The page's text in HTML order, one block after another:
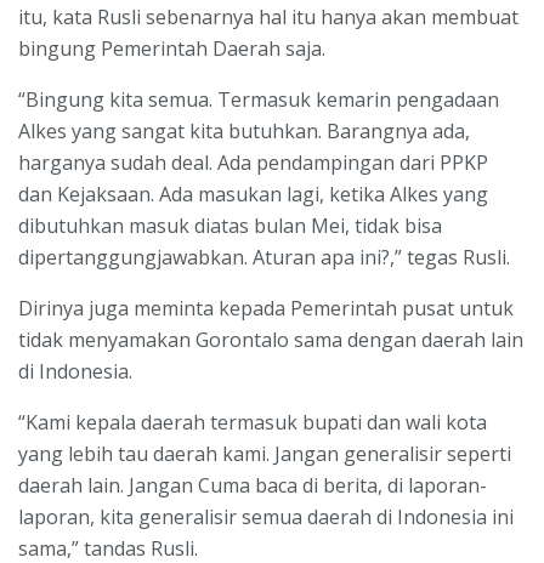
itu, kata Rusli sebenarnya hal itu hanya akan membuat
bingung Pemerintah Daerah saja.
“Bingung kita semua. Termasuk kemarin pengadaan
Alkes yang sangat kita butuhkan. Barangnya ada,
harganya sudah deal. Ada pendampingan dari PPKP
dan Kejaksaan. Ada masukan lagi, ketika Alkes yang
dibutuhkan masuk diatas bulan Mei, tidak bisa
dipertanggungjawabkan. Aturan apa ini?,” tegas Rusli.
Dirinya juga meminta kepada Pemerintah pusat untuk
tidak menyamakan Gorontalo sama dengan daerah lain
di Indonesia.
“Kami kepala daerah termasuk bupati dan wali kota
yang lebih tau daerah kami. Jangan generalisir seperti
daerah lain. Jangan Cuma baca di berita, di laporan-
laporan, kita generalisir semua daerah di Indonesia ini
sama,” tandas Rusli.